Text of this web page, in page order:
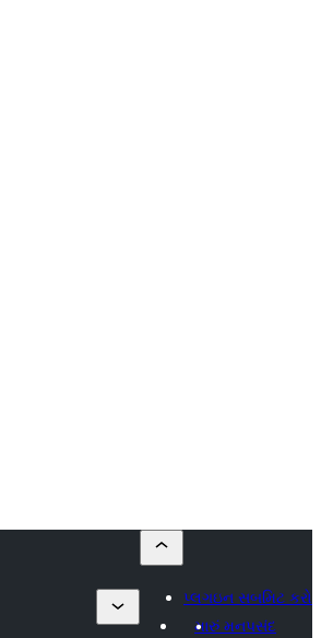
પ્લગઇન સબમિટ કરો
મારું મનપસંદ